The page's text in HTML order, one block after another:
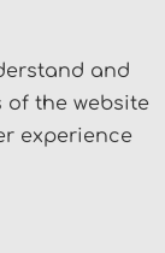
and
of the website
experience